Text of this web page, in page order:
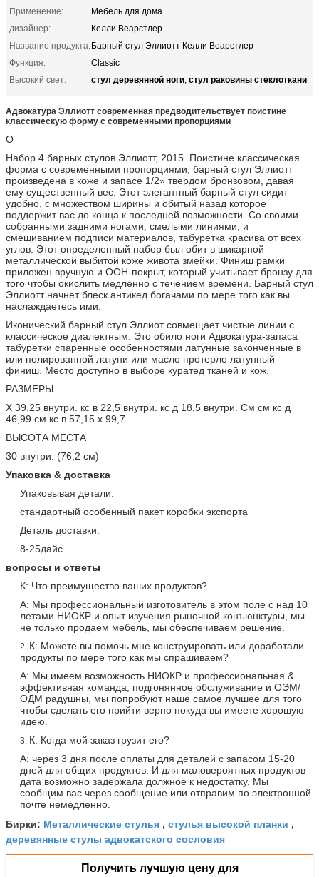
Применение:
Мебель для дома
дизайнер:
Келли Веарстлер
Название продукта:Барный стул Эллиотт Келли Веарстлер
Функция:
Classic
Высокий свет:
стул деревянной ноги, стул раковины стеклоткани
Адвокатура Эллиотт современная предводительствует поистине
классическую форму с современными пропорциями
О
Набор 4 барных стулов Эллиотт, 2015. Поистине классическая
форма с современными пропорциями, барный стул Эллиотт
произведена в коже и запасе 1/2» твердом бронзовом, давая
ему существенный вес. Этот элегантный барный стул сидит
удобно, с множеством ширины и обитый назад которое
поддержит вас до конца к последней возможности. Со своими
собранными задними ногами, смелыми линиями, и
смешиванием подписи материалов, табуретка красива от всех
углов. Этот определенный набор был обит в шикарной
металлической выбитой коже живота змейки. Финиш рамки
приложен вручную и ООН-покрыт, который учитывает бронзу для
того чтобы окислить медленно с течением времени. Барный стул
Эллиотт начнет блеск антикед богачами по мере того как вы
наслаждаетесь ими.
Иконический барный стул Эллиот совмещает чистые линии с
классическое диалектным. Это обило ноги Адвокатура-запаса
табуретки спаренные особенностями латунные законченные в
или полированной латуни или масло протерло латунный
финиш. Место доступно в выборе куратед тканей и кож.
РАЗМЕРЫ
Х 39,25 внутри. кс в 22,5 внутри. кс д 18,5 внутри. См см кс д
46,99 см кс в 57,15 х 99,7
ВЫСОТА МЕСТА
30 внутри. (76,2 см)
Упаковка & доставка
Упаковывая детали:
стандартный особенный пакет коробки экспорта
Деталь доставки:
8-25дайс
вопросы и ответы
К: Что преимущество ваших продуктов?
А: Мы профессиональный изготовитель в этом поле с над 10
летами НИОКР и опыт изучения рыночной конъюнктуры, мы
не только продаем мебель, мы обеспечиваем решение.
2. К: Можете вы помочь мне конструировать или доработали
продукты по мере того как мы спрашиваем?
А: Мы имеем возможность НИОКР и профессиональная &
эффективная команда, подгонянное обслуживание и ОЭМ/
ОДМ радушны, мы попробуют наше самое лучшее для того
чтобы сделать его прийти верно покуда вы имеете хорошую
идею.
3. К: Когда мой заказ грузит его?
А: через 3 дня после оплаты для деталей с запасом 15-20
дней для общих продуктов. И для маловероятных продуктов
дата возможно задержала должное к недостатку. Мы
сообщим вас через сообщение или отправим по электронной
почте немедленно.
Бирки: Металлические стулья , стулья высокой планки ,
деревянные стулы адвокатского сословия
Получить лучшую цену для